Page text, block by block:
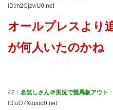
ID:m2Cjzv/U0.net
オールプレスより
が何人いたのかね
42： 名無しさん＠実況で競馬板アウト
ID:uO7Xdpuq0.net